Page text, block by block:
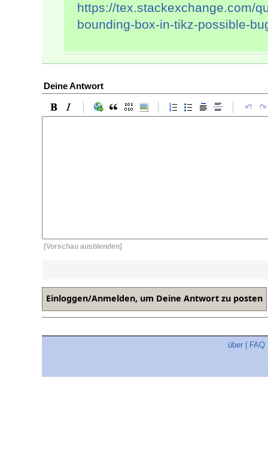
https://tex.stackexchange.com/
bounding-box-in-tikz-possible-
Deine Antwort
[Vorschau ausblenden]
über FAQ